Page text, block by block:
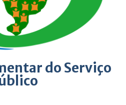
do Serviço